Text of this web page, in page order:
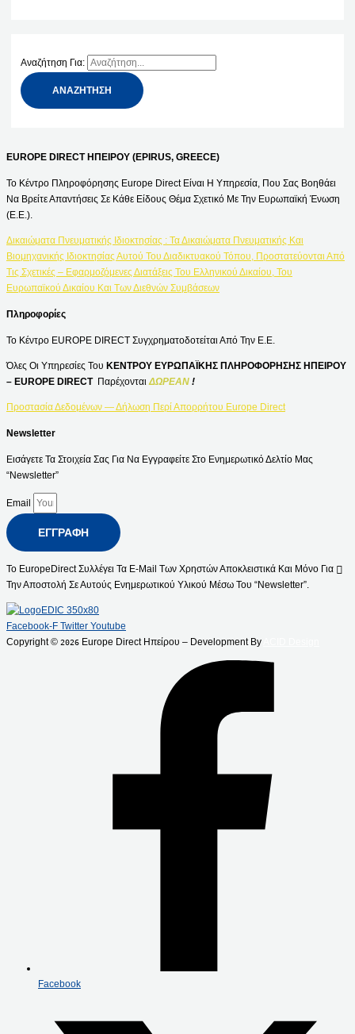
Αναζήτηση Για:
EUROPE DIRECT ΗΠΕΙΡΟΥ (EPIRUS, GREECE)
Το Κέντρο Πληροφόρησης Europe Direct Είναι Η Υπηρεσία, Που Σας Βοηθάει
Να Βρείτε Απαντήσεις Σε Κάθε Είδους Θέμα Σχετικό Με Την Ευρωπαϊκή Ένωση
(Ε.Ε.).
Δικαιώματα Πνευματικής Ιδιοκτησίας : Τα Δικαιώματα Πνευματικής Και
Βιομηχανικής Ιδιοκτησίας Αυτού Του Διαδικτυακού Τόπου, Προστατεύονται Από
Τις Σχετικές – Εφαρμοζόμενες Διατάξεις Του Ελληνικού Δικαίου, Του
Ευρωπαϊκού Δικαίου Και Των Διεθνών Συμβάσεων
Πληροφορίες
Το Κέντρο EUROPE DIRECT Συγχρηματοδοτείται Από Την Ε.Ε.
Όλες Οι Υπηρεσίες Του ΚΕΝΤΡΟΥ ΕΥΡΩΠΑΪΚΗΣ ΠΛΗΡΟΦΟΡΗΣΗΣ ΗΠΕΙΡΟΥ
– EUROPE DIRECT Παρέχονται ΔΩΡΕΑΝ !
Προστασία Δεδομένων — Δήλωση Περί Απορρήτου Europe Direct
Newsletter
Εισάγετε Τα Στοιχεία Σας Για Να Εγγραφείτε Στο Ενημερωτικό Δελτίο Μας
“Newsletter”
Email
ΕΓΓΡΑΦΉ
Το EuropeDirect Συλλέγει Τα E-Mail Των Χρηστών Αποκλειστικά Και Μόνο Για
Την Αποστολή Σε Αυτούς Ενημερωτικού Υλικού Μέσω Του “Newsletter”.
Facebook-F Twitter Youtube
Copyright © 2026 Europe Direct Ηπείρου – Development By
Facebook